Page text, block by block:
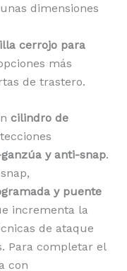
dimensiones
cerrojo para
más
de trastero.
cilindro de
y anti-snap.
y puente
incrementa la
de ataque
Para completar el
con